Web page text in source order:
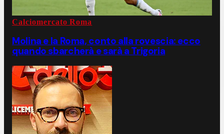
Calciomercato Roma
Molina e la Roma, conto alla rovescia: ecco
quando sbarcherà e sarà a Trigoria